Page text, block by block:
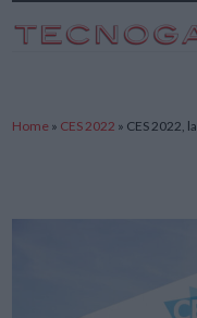
Home » CES 2022 » CES 2022,